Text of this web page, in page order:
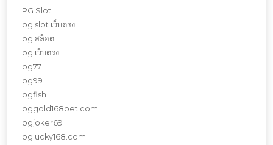
PG Slot
pg slot เว็บตรง
pg สล็อต
pg เว็บตรง
pg77
pg99
pgfish
pggold168bet.com
pgjoker69
pglucky168.com